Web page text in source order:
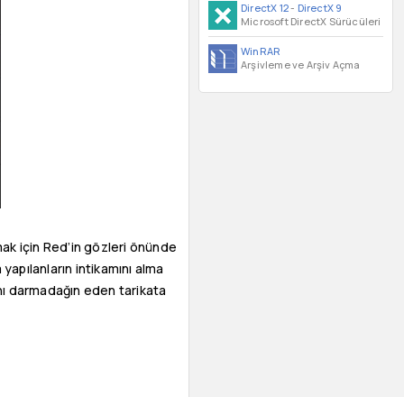
DirectX 12- DirectX 9
Microsoft DirectX Sürücüleri
WinRAR
Arşivleme ve Arşiv Açma
için Red’in gözleri önünde
intikamını alma
darmadağın eden tarikata